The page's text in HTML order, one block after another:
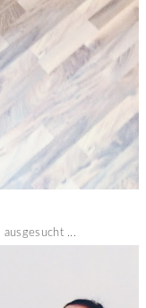
ausgesucht ...